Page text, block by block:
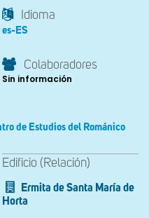
Idioma
es-ES
Colaboradores
Sin información
de Estudios del Románico
Edificio (Relación)
Ermita de Santa María de
Horta